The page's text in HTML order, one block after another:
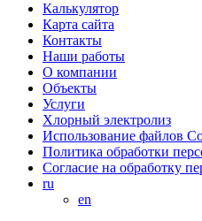
Калькулятор
Карта сайта
Контакты
Наши работы
О компании
Объекты
Услуги
Хлорный электролиз
Использование файлов
Политика обработки
Согласие на обработку
ru
en